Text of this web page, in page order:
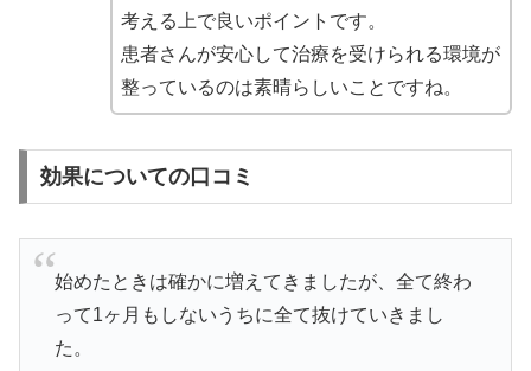
考える上で良いポイントです。
患者さんが安心して治療を受けられる環境が
整っているのは素晴らしいことですね。
効果についての口コミ
始めたときは確かに増えてきましたが、全て終わ
って1ヶ月もしないうちに全て抜けていきまし
た。